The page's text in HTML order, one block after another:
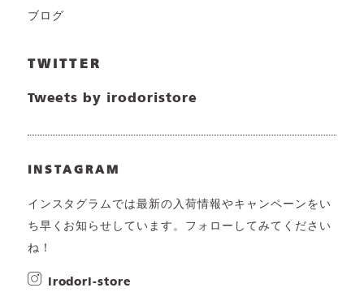
ブログ
TWITTER
Tweets by irodoristore
INSTAGRAM
インスタグラムでは最新の入荷情報やキャンペーンをい
ち早くお知らせしています。フォローしてみてください
ね！
irodori-store